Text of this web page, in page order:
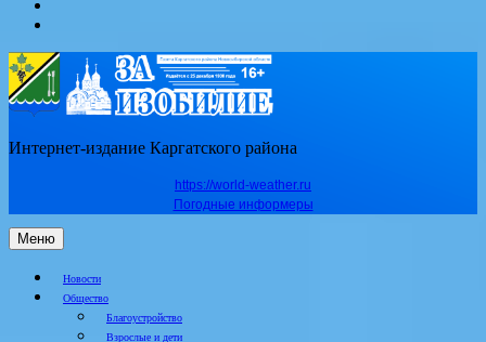
Интернет-издание Каргатского района
https://world-weather.ru
Погодные информеры
Меню
Новости
Общество
Благоустройство
Взрослые и дети